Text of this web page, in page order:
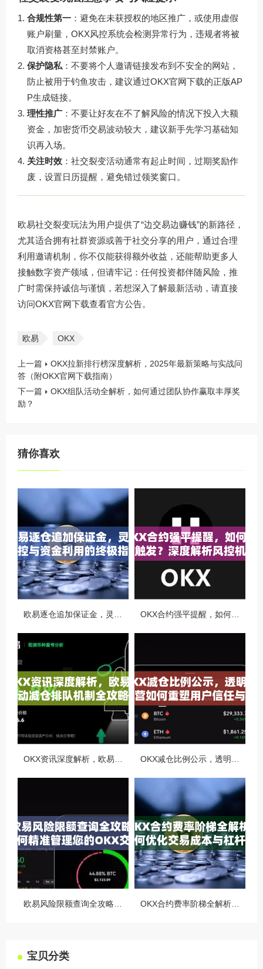
合规性第一 ：避免在未获授权的地区推广，或使用虚假
账户刷量，OKX风控系统会检测异常行为，违规者将被
取消资格甚至封禁账户。
保护隐私 ：不要将个人邀请链接发布到不安全的网站，
防止被用于钓鱼攻击，建议通过OKX官网下载的正版AP
P生成链接。
理性推广 ：不要让好友在不了解风险的情况下投入大额
资金，加密货币交易波动较大，建议新手先学习基础知
识再入场。
关注时效 ：社交裂变活动通常有起止时间，过期奖励作
废，设置日历提醒，避免错过领奖窗口。
欧易社交裂变玩法为用户提供了“边交易边赚钱”的新路径，
尤其适合拥有社群资源或善于社交分享的用户，通过合理
利用邀请机制，你不仅能获得额外收益，还能帮助更多人
接触数字资产领域，但请牢记：任何投资都伴随风险，推
广时需保持诚信与谨慎，若想深入了解最新活动，请直接
访问OKX官网下载查看官方公告。
欧易 OKX
上一篇
OKX拉新排行榜深度解析，2025年最新策略与实战问
答（附OKX官网下载指南）
下一篇
OKX组队活动全解析，如何通过团队协作赢取丰厚奖
励？
猜你喜欢
宝贝分类